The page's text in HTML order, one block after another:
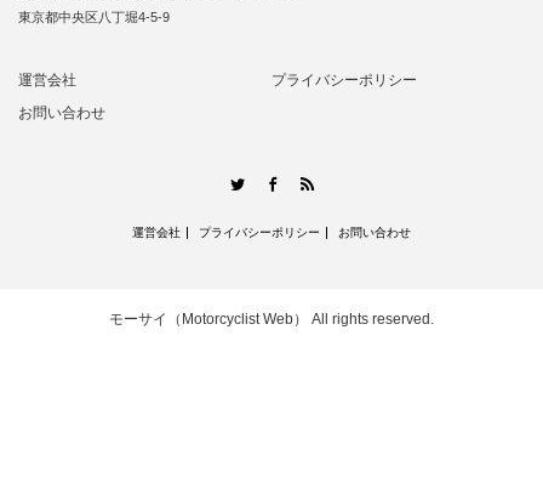
東京都中央区八丁堀4-5-9
運営会社
プライバシーポリシー
お問い合わせ
TwitterFacebook
運営会社 プライバシーポリシー お問い合わせ
モーサイ（Motorcyclist Web） All rights reserved.